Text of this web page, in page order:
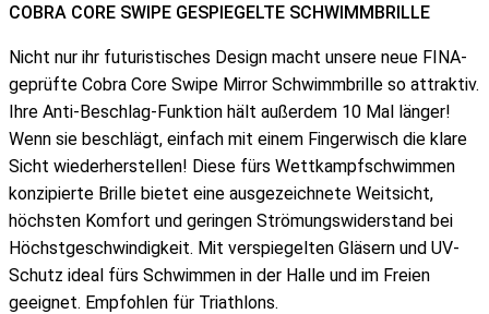
COBRA CORE SWIPE GESPIEGELTE SCHWIMMBRILLE
Nicht nur ihr futuristisches Design macht unsere neue FINA-
geprüfte Cobra Core Swipe Mirror Schwimmbrille so attraktiv.
Ihre Anti-Beschlag-Funktion hält außerdem 10 Mal länger!
Wenn sie beschlägt, einfach mit einem Fingerwisch die klare
Sicht wiederherstellen! Diese fürs Wettkampfschwimmen
konzipierte Brille bietet eine ausgezeichnete Weitsicht,
höchsten Komfort und geringen Strömungswiderstand bei
Höchstgeschwindigkeit. Mit verspiegelten Gläsern und UV-
Schutz ideal fürs Schwimmen in der Halle und im Freien
geeignet. Empfohlen für Triathlons.